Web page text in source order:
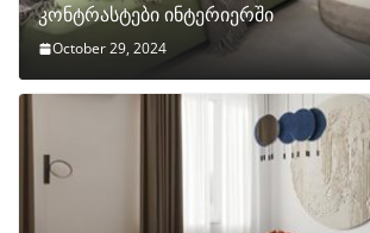
კონტრასტები ინტერიერში
October 29, 2024